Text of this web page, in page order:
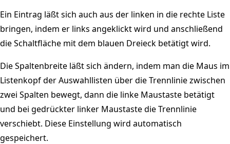
Ein Eintrag läßt sich auch aus der linken in die rechte Liste
bringen, indem er links angeklickt wird und anschließend
die Schaltfläche mit dem blauen Dreieck betätigt wird.
Die Spaltenbreite läßt sich ändern, indem man die Maus im
Listenkopf der Auswahllisten über die Trennlinie zwischen
zwei Spalten bewegt, dann die linke Maustaste betätigt
und bei gedrückter linker Maustaste die Trennlinie
verschiebt. Diese Einstellung wird automatisch
gespeichert.